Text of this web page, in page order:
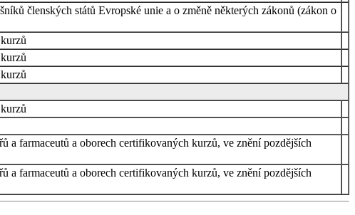
členských států Evropské unie a o změně některých zákonů (zákon o
a farmaceutů a oborech certifikovaných kurzů, ve znění pozdějších
a farmaceutů a oborech certifikovaných kurzů, ve znění pozdějších